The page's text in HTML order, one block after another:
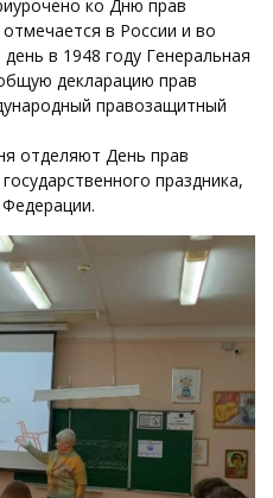
ко Дню прав
в России и во
в 1948 году Генеральная
декларацию прав
правозащитный
отделяют День прав
праздника,